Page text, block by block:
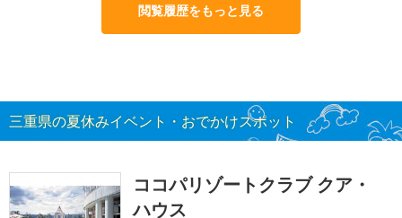
閲覧履歴をもっと見る
三重県の夏休みイベント・おでかけスポット
ココパリゾートクラブ クア・
ハウス